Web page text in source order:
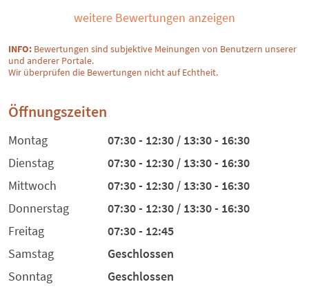
weitere Bewertungen anzeigen
INFO: Bewertungen sind subjektive Meinungen von Benutzern unserer
und anderer Portale.
Wir überprüfen die Bewertungen nicht auf Echtheit.
Öffnungszeiten
Montag
07:30 - 12:30 / 13:30 - 16:30
Dienstag
07:30 - 12:30 / 13:30 - 16:30
Mittwoch
07:30 - 12:30 / 13:30 - 16:30
Donnerstag
07:30 - 12:30 / 13:30 - 16:30
Freitag
07:30 - 12:45
Samstag
Geschlossen
Sonntag
Geschlossen